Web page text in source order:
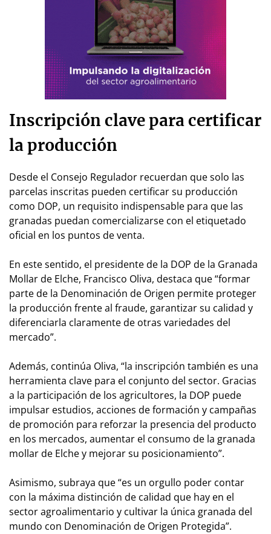
Inscripción clave para certificar
la producción
Desde el Consejo Regulador recuerdan que solo las
parcelas inscritas pueden certificar su producción
como DOP, un requisito indispensable para que las
granadas puedan comercializarse con el etiquetado
oficial en los puntos de venta.
En este sentido, el presidente de la DOP de la Granada
Mollar de Elche, Francisco Oliva, destaca que “formar
parte de la Denominación de Origen permite proteger
la producción frente al fraude, garantizar su calidad y
diferenciarla claramente de otras variedades del
mercado”.
Además, continúa Oliva, “la inscripción también es una
herramienta clave para el conjunto del sector. Gracias
a la participación de los agricultores, la DOP puede
impulsar estudios, acciones de formación y campañas
de promoción para reforzar la presencia del producto
en los mercados, aumentar el consumo de la granada
mollar de Elche y mejorar su posicionamiento”.
Asimismo, subraya que “es un orgullo poder contar
con la máxima distinción de calidad que hay en el
sector agroalimentario y cultivar la única granada del
mundo con Denominación de Origen Protegida”.